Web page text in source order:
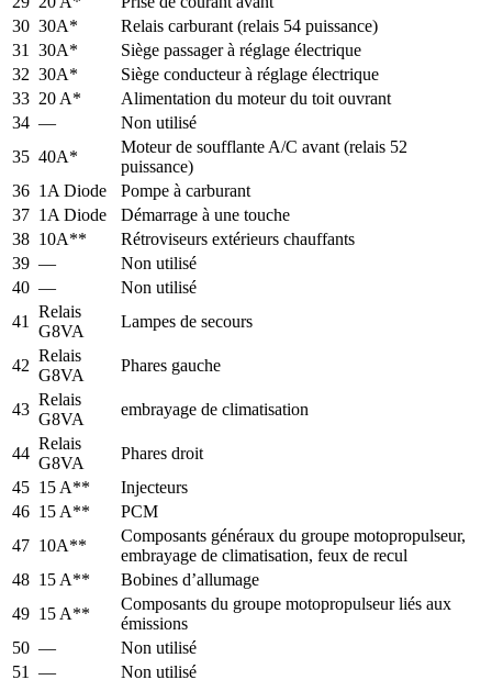
30 30A*
Relais carburant (relais 54 puissance)
31
30A*
Siège passager à réglage électrique
32 30A*
Siège conducteur à réglage électrique
33 20 A*
Alimentation du moteur du toit ouvrant
34 —
Non utilisé
35 40A*
Moteur de soufflante A/C avant (relais 52
puissance)
36 1A Diode
Pompe à carburant
37 1A Diode
Démarrage à une touche
38 10A**
Rétroviseurs extérieurs chauffants
39 —
Non utilisé
40 —
Non utilisé
41
Relais
G8VA
Lampes de secours
42
Relais
G8VA
Phares gauche
43
Relais
G8VA
embrayage de climatisation
44
Relais
G8VA
Phares droit
45 15 A**
Injecteurs
46 15 A**
PCM
47 10A**
Composants généraux du groupe motopropulseur,
embrayage de climatisation, feux de recul
48 15 A**
Bobines d’allumage
49 15 A**
Composants du groupe motopropulseur liés aux
émissions
50 —
Non utilisé
51
— Non utilisé